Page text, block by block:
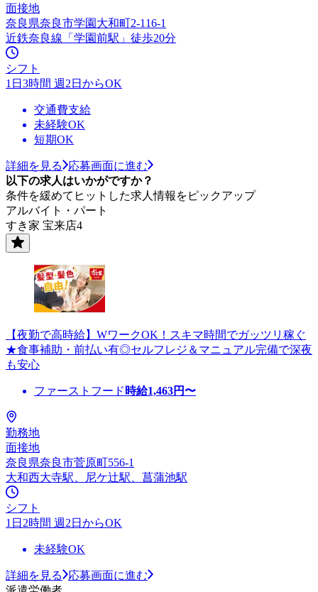
面接地
奈良県奈良市学園大和町2-116-1
近鉄奈良線「学園前駅」徒歩20分
シフト
1日3時間 週2日からOK
交通費支給
未経験OK
短期OK
詳細を見る
応募画面に進む
以下の求人はいかがですか？
条件を緩めてヒットした求人情報をピックアップ
アルバイト・パート
すき家 宝来店4
【夜勤で高時給】WワークOK！スキマ時間でガッツリ稼ぐ
★食事補助・前払い有◎セルフレジ＆マニュアル完備で深夜
も安心
ファーストフード 時給1,463円〜
勤務地
面接地
奈良県奈良市菅原町556-1
大和西大寺駅、尼ケ辻駅、菖蒲池駅
シフト
1日2時間 週2日からOK
未経験OK
詳細を見る
応募画面に進む